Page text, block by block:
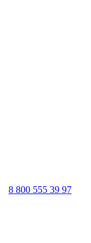
8 800 555 39 97